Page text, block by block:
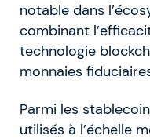
notable dans
combinant
technologie
monnaies
Parmi les
utilisés à l’échelle